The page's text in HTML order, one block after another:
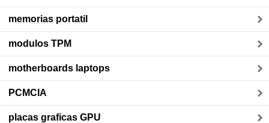
memorias portatil
modulos TPM
motherboards laptops
PCMCIA
placas graficas GPU